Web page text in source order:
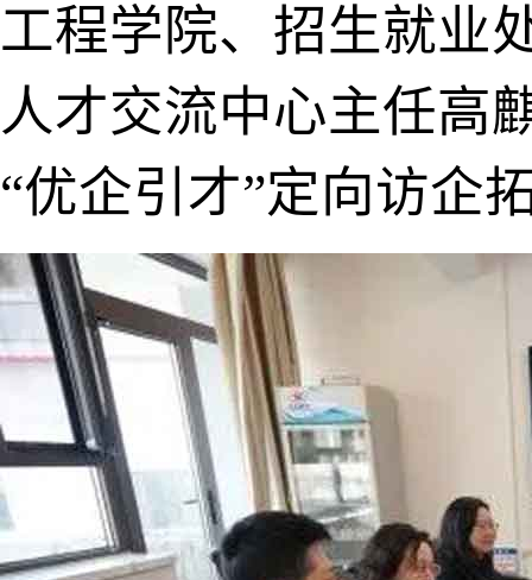
工程学院、招生就业
人才交流中心主任高
“优企引才”定向访企